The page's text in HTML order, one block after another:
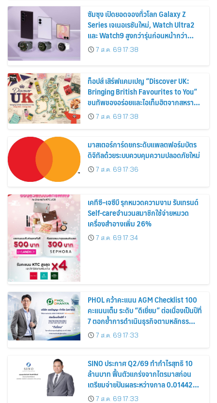
ซัมซุง เปิดยอดจองทั่วโลก Galaxy Z
Series เจเนอเรชันใหม่, Watch Ultra2
และ Watch9 สูงกว่ารุ่นก่อนหน้ากว่า
30%7 ส.ค. 69 17:38
ท็อปส์ เสิร์ฟแคมเปญ “Discover UK:
Bringing British Favourites to You”
ขนทัพของอร่อยและไอเท็มฮิตจากสหราช
อาณาจักร ส่งตรงถึงมือตั้งแต่วันนี้ – 18
สิงหาคมนี้
7 ส.ค. 69 17:38
มาสเตอร์การ์ดยกระดับแพลตฟอร์มบัตร
ดิจิทัลด้วยระบบควบคุมความปลอดภัยใหม่
7 ส.ค. 69 17:36
เคทีซี–เจซีบี รุกหมวดความงาม รับเทรนด์
Self-careจำนวนสมาชิกใช้จ่ายหมวด
เครื่องสำอางเพิ่ม 26%
7 ส.ค. 69 17:34
PHOL คว้าคะแนน AGM Checklist 100
คะแนนเต็ม ระดับ “ดีเยี่ยม” ต่อเนื่องเป็นปีที่
7 ตอกย้ำการดำเนินธุรกิจตามหลักธร
รมาภิบาล โปร่งใส สร้างความเชื่อมั่นผู้ถือ
หุ้น
7 ส.ค. 69 17:33
SINO ประกาศ Q2/69 ทำกำไรสุทธิ 10
ล้านบาท ฟื้นตัวแกร่งจากไตรมาสก่อน
เตรียมจ่ายปันผลระหว่างกาล 0.014423
บาทต่อหุ้น ครึ่งปีหลังมุ่งเติบโตต่อเนื่อง
7 ส.ค. 69 17:33